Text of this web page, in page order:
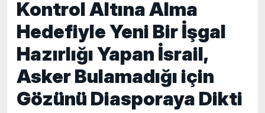
Kontrol Altına Alma
Hedefiyle Yeni Bir İşgal
Hazırlığı Yapan İsrail,
Asker Bulamadığı için
Gözünü Diasporaya Dikti